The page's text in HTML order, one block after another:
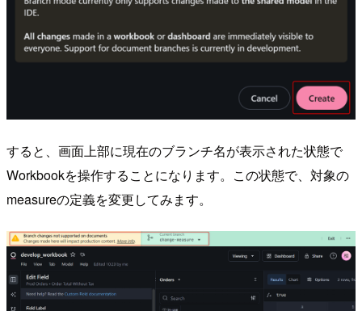
すると、画面上部に現在のブランチ名が表示された状態で
Workbookを操作することになります。この状態で、対象の
measureの定義を変更してみます。